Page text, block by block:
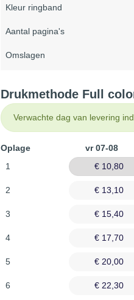
Kleur ringband
Aantal pagina's
Omslagen
Drukmethode Full
Verwachte dag van levering
Oplage
vr 07-08
1
€ 10,80
2 € 13,10
3 € 15,40
4 € 17,70
5 € 20,00
6 € 22,30